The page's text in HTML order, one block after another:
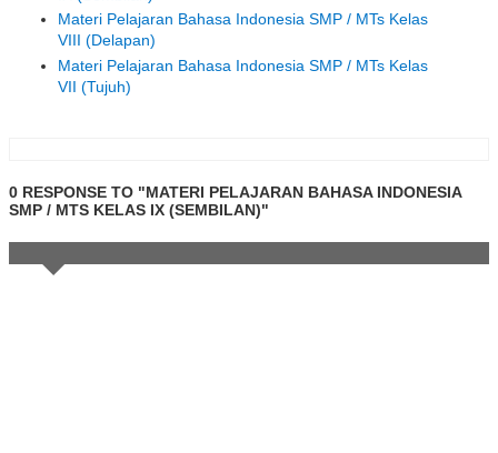
Materi Pelajaran Bahasa Indonesia SMP / MTs Kelas
VIII (Delapan)
Materi Pelajaran Bahasa Indonesia SMP / MTs Kelas
VII (Tujuh)
0 RESPONSE TO "MATERI PELAJARAN BAHASA INDONESIA
SMP / MTS KELAS IX (SEMBILAN)"